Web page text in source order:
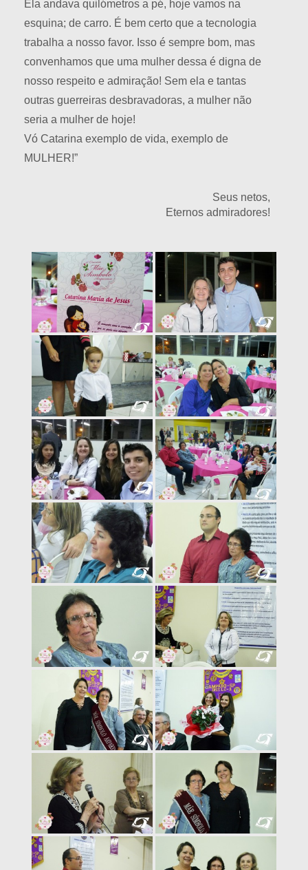
Ela andava quilómetros a pé, hoje vamos na
esquina; de carro. É bem certo que a tecnologia
trabalha a nosso favor. Isso é sempre bom, mas
convenhamos que uma mulher dessa é digna de
nosso respeito e admiração! Sem ela e tantas
outras guerreiras desbravadoras, a mulher não
seria a mulher de hoje!
Vó Catarina exemplo de vida, exemplo de
MULHER!”
Seus netos,
Eternos admiradores!